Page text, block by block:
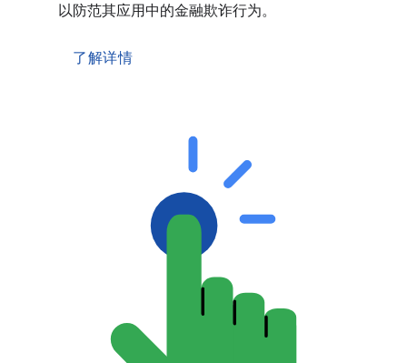
以防范其应用中的金融欺诈行为。
了解详情